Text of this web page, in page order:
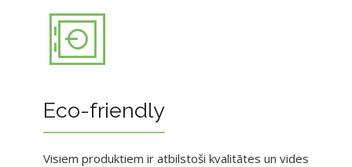
Eco-friendly
Visiem produktiem ir atbilstoši kvalitātes un vides